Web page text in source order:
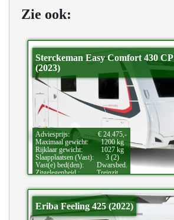
Zie ook:
Sterckeman Easy Comfort 430 CP
(2023)
Adviesprijs:
€ 24.475,-
Maximaal gewicht:
1200 kg
Rijklaar gewicht:
1027 kg
Slaapplaatsen (Vast):
3 (2)
Vast(e) bed(den):
Dwarsbed.
Zitgelegenheid.:
Treinzit.
Eriba Feeling 425 (2022)